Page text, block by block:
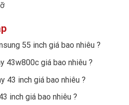
55 inch giá bao nhiêu ?
43w800c giá bao nhiêu ?
43 inch giá bao nhiêu ?
inch giá bao nhiêu ?